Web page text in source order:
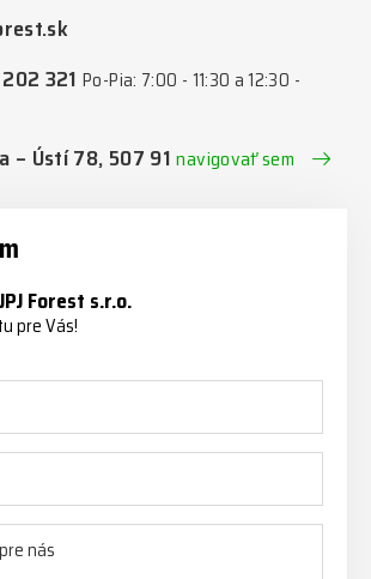
321Po-Pia: 7:00 - 11:30 a 12:30 -
– Ústí 78, 507 91navigovať sem
Forest s.r.o.
pre Vás!